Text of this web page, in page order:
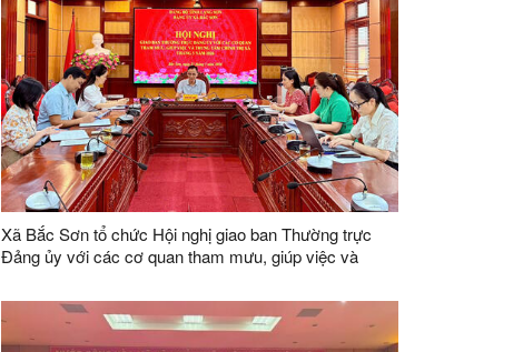
Xã Bắc Sơn tổ chức Hội nghị giao ban Thường trực
Đảng ủy với các cơ quan tham mưu, giúp việc và